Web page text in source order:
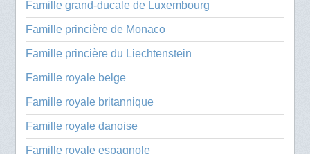
Famille grand-ducale de Luxembourg
Famille princière de Monaco
Famille princière du Liechtenstein
Famille royale belge
Famille royale britannique
Famille royale danoise
Famille royale espagnole